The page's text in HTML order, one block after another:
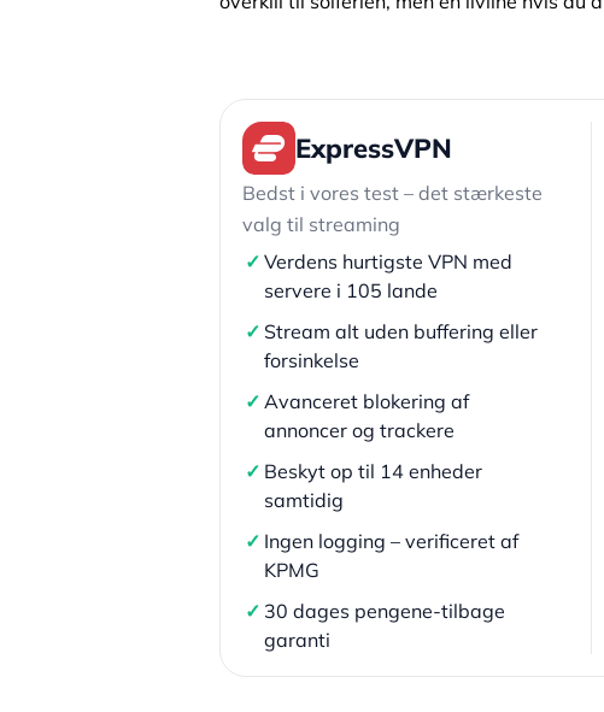
ExpressVPN
Bedst i vores test – det stærkeste
valg til streaming
✓Verdens hurtigste VPN med
servere i 105 lande
✓ Stream alt uden buffering eller
forsinkelse
✓ Avanceret blokering af
annoncer og trackere
✓ Beskyt op til 14 enheder
samtidig
✓ Ingen logging – verificeret af
KPMG
✓ 30 dages pengene-tilbage
garanti